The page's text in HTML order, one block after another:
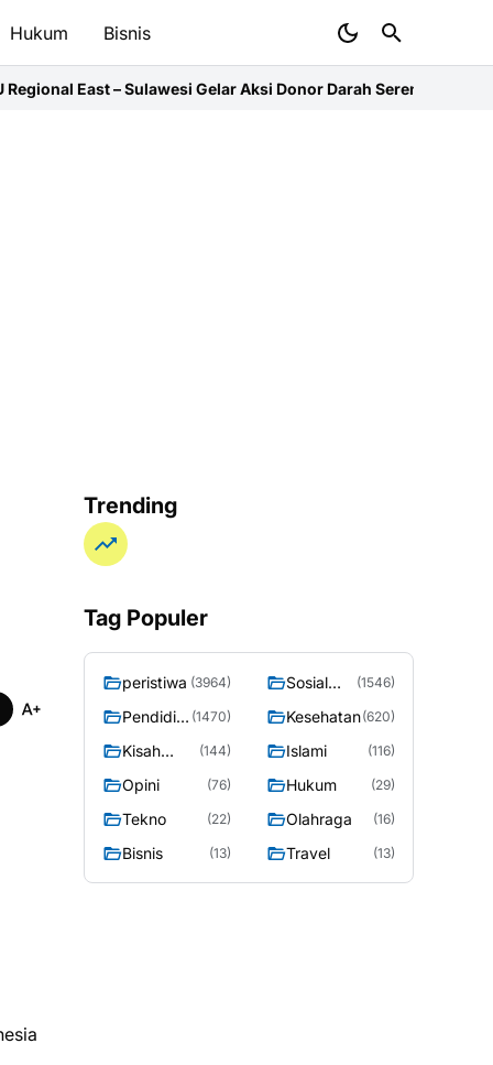
Hukum Bisnis
Gelar Aksi Donor Darah SerentakPMI Salurkan 32.000
PonorogoTrending
Tag Populer
peristiwa (3964)
Sosial
(1546)
Pendidik (1470) Kesehatan(620)
Kisah
(144) Islami (116)
Opini (76) Hukum (29)
Tekno (22) Olahraga (16)
Bisnis (13) Travel (13)